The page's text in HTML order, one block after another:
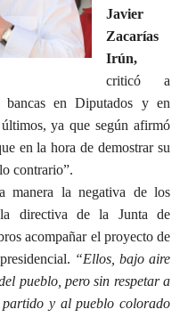
Javier
Zacarías
Irún,
criticó a
bancas en Diputados y en
últimos, ya que según afirmó
en la hora de demostrar su
contrario”.
manera la negativa de los
la directiva de la Junta de
acompañar el proyecto de
“Ellos, bajo aire
pueblo, pero sin respetar a
y al pueblo colorado